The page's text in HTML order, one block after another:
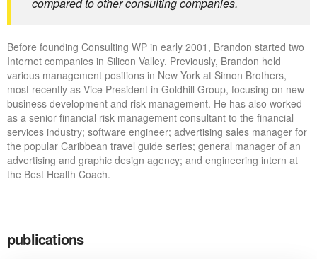
Before founding Consulting WP in early 2001, Brandon started two
Internet companies in Silicon Valley. Previously, Brandon held
various management positions in New York at Simon Brothers,
most recently as Vice President in Goldhill Group, focusing on new
business development and risk management. He has also worked
as a senior financial risk management consultant to the financial
services industry; software engineer; advertising sales manager for
the popular Caribbean travel guide series; general manager of an
advertising and graphic design agency; and engineering intern at
the Best Health Coach.
publications